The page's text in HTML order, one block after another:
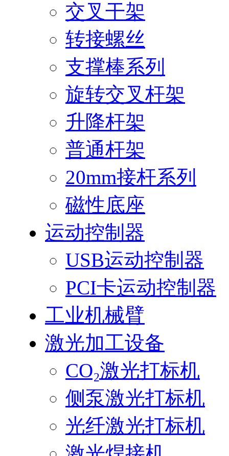
交叉干架
转接螺丝
支撑棒系列
旋转交叉杆架
升降杆架
普通杆架
20mm接杆系列
磁性底座
运动控制器
USB运动控制器
PCI卡运动控制器
工业机械臂
激光加工设备
CO₂激光打标机
侧泵激光打标机
光纤激光打标机